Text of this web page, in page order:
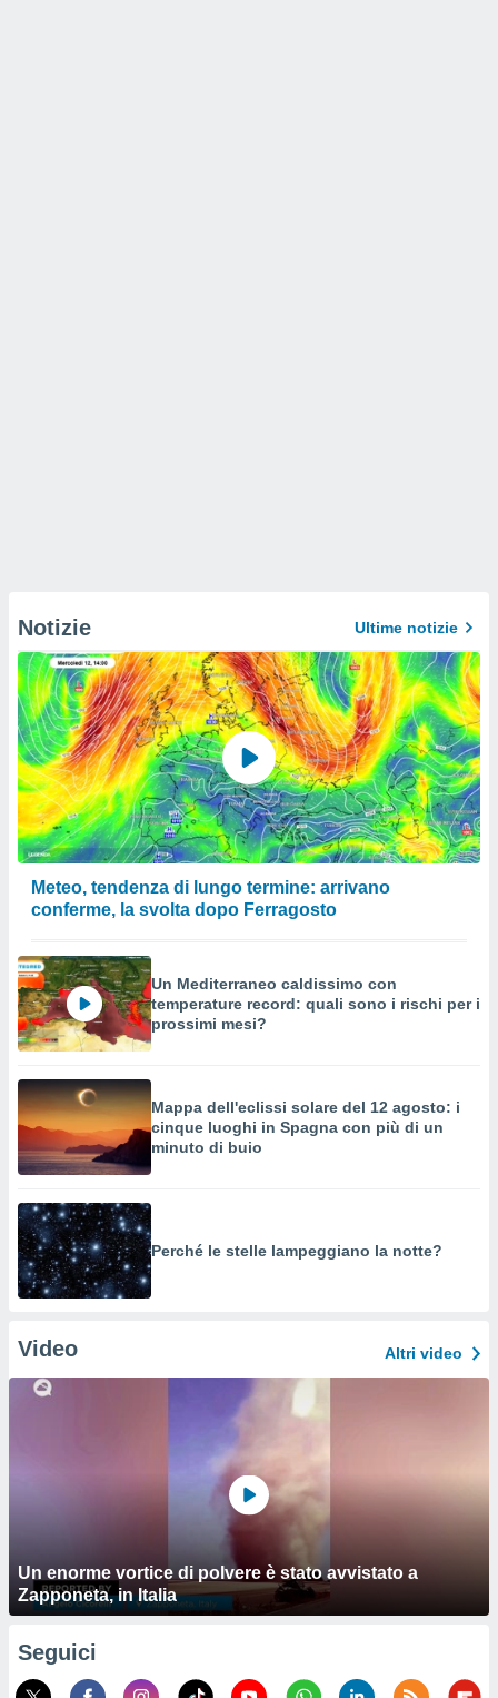
Notizie Ultime notizie
Meteo, tendenza di lungo termine: arrivano
conferme, la svolta dopo Ferragosto
Un Mediterraneo caldissimo con
temperature record: quali sono i rischi per i
prossimi mesi?
Mappa dell'eclissi solare del 12 agosto: i
cinque luoghi in Spagna con più di un
minuto di buio
Perché le stelle lampeggiano la notte?
Video Altri video
Un enorme vortice di polvere è stato avvistato a
Zapponeta, in Italia
Seguici